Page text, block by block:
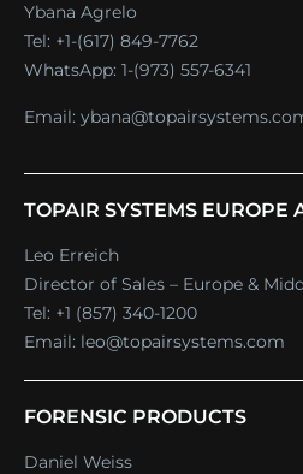
Ybana Agrelo
Tel: +1-(617) 849-7762
WhatsApp: 1-(973) 557-6341
Email:
TOPAIR SYSTEMS EUROPE
Leo Erreich
Director of Sales – Europe &
Tel: +1 (857) 340-1200
Email: leo@topairsystems.com
FORENSIC PRODUCTS
Daniel Weiss